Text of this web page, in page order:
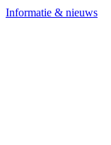
Informatie & nieuws